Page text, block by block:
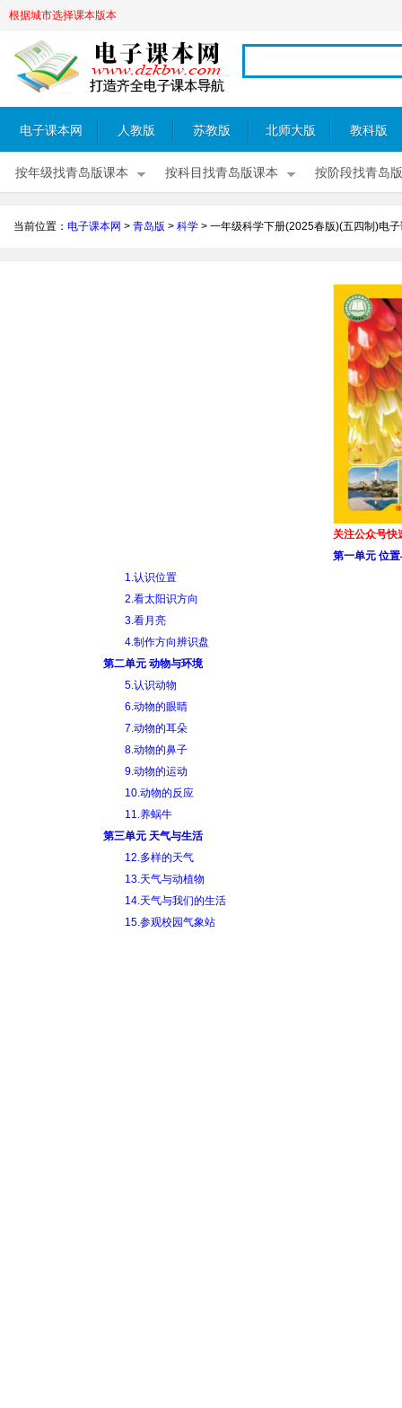
根据城市选择课本版本
电子课本网 人教版 苏教版 北师大版 教科版
按年级找青岛版课本 按科目找青岛版课本 按阶段找青岛
当前位置： 电子课本网 > 青岛版 > 科学 > 一年级科学下册(2025春版)(五四制)电
关注公众号快
第一单元 位
1.认识位置
2.看太阳识方向
3.看月亮
4.制作方向辨识盘
第二单元 动物与环境
5.认识动物
6.动物的眼睛
7.动物的耳朵
8.动物的鼻子
9.动物的运动
10.动物的反应
11.养蜗牛
第三单元 天气与生活
12.多样的天气
13.天气与动植物
14.天气与我们的生活
15.参观校园气象站